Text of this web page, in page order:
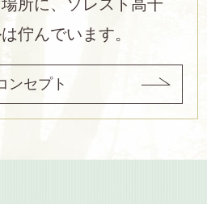
所に、ソレスト高千
佇んでいます。
ンセプト